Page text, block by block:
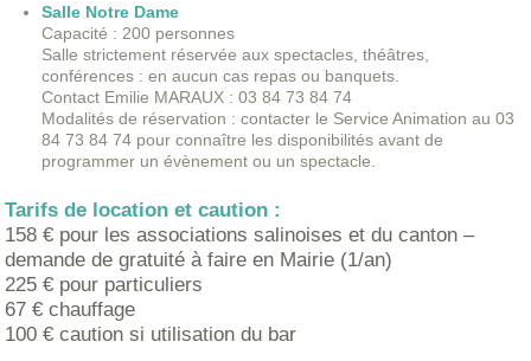
Salle Notre Dame
Capacité : 200 personnes
Salle strictement réservée aux spectacles, théâtres,
conférences : en aucun cas repas ou banquets.
Contact Emilie MARAUX : 03 84 73 84 74
Modalités de réservation : contacter le Service Animation au 03
84 73 84 74 pour connaître les disponibilités avant de
programmer un évènement ou un spectacle.
Tarifs de location et caution :
158 € pour les associations salinoises et du canton –
demande de gratuité à faire en Mairie (1/an)
225 € pour particuliers
67 € chauffage
100 € caution si utilisation du bar